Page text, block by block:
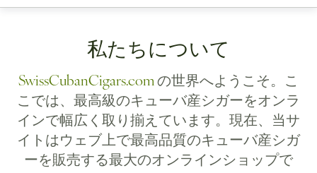
私たちについて
SwissCubanCigars.com の世界へようこそ。こ
こでは、最高級のキューバ産シガーをオンラ
インで幅広く取り揃えています。現在、当サ
イトはウェブ上で最高品質のキューバ産シガ
ーを販売する最大のオンラインショップで